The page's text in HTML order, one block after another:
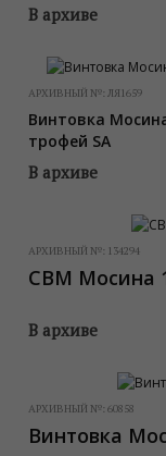
В архиве
АРХИВНЫЙ №: ЛЯ1659
Винтовка
трофей SA
В архиве
АРХИВНЫЙ №: 134294
СВМ Мосина
В архиве
АРХИВНЫЙ №: 60858
Винтовка